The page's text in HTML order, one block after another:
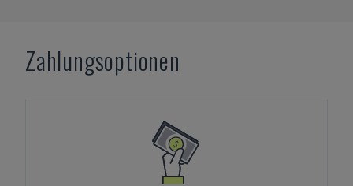
Zahlungsoptionen